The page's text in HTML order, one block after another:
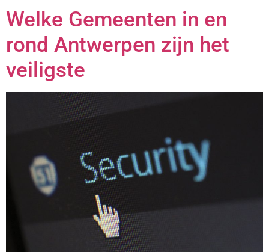
Welke Gemeenten in en
rond Antwerpen zijn het
veiligste